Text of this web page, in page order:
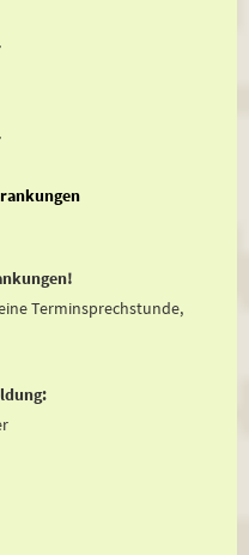
Terminsprechstunde,